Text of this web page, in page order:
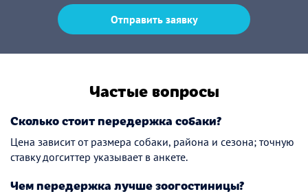
Отправить заявку
Частые вопросы
Сколько стоит передержка собаки?
Цена зависит от размера собаки, района и сезона; точную
ставку догситтер указывает в анкете.
Чем передержка лучше зоогостиницы?